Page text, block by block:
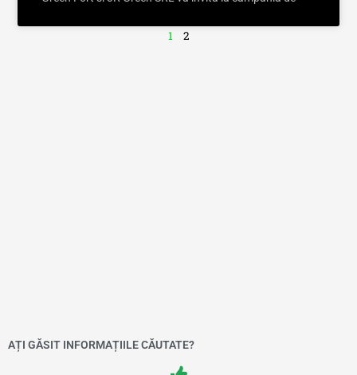
1 2
AȚI GĂSIT INFORMAȚIILE CĂUTATE?